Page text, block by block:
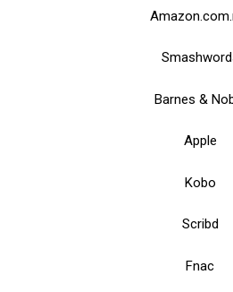
Barnes &
Apple
Kobo
Scribd
Fnac